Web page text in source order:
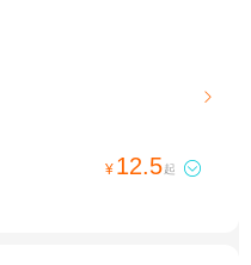

¥ 12.5起 